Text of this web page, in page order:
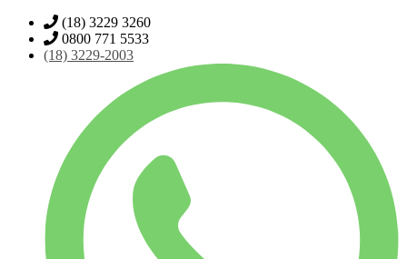
(18) 3229 3260
0800 771 5533
(18) 3229-2003